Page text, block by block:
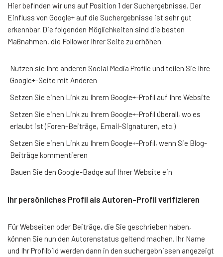
Hier befinden wir uns auf Position 1 der Suchergebnisse. Der
Einfluss von Google+ auf die Suchergebnisse ist sehr gut
erkennbar. Die folgenden Möglichkeiten sind die besten
Maßnahmen, die Follower Ihrer Seite zu erhöhen.
Nutzen sie Ihre anderen Social Media Profile und teilen Sie Ihre
Google+-Seite mit Anderen
Setzen Sie einen Link zu Ihrem Google+-Profil auf Ihre Website
Setzen Sie einen Link zu Ihrem Google+-Profil überall, wo es
erlaubt ist (Foren-Beiträge, Email-Signaturen, etc.)
Setzen Sie einen Link zu Ihrem Google+-Profil, wenn Sie Blog-
Beiträge kommentieren
Bauen Sie den Google-Badge auf Ihrer Website ein
Ihr persönliches Profil als Autoren-Profil verifizieren
Für Webseiten oder Beiträge, die Sie geschrieben haben,
können Sie nun den Autorenstatus geltend machen. Ihr Name
und Ihr Profilbild werden dann in den suchergebnissen angezeigt